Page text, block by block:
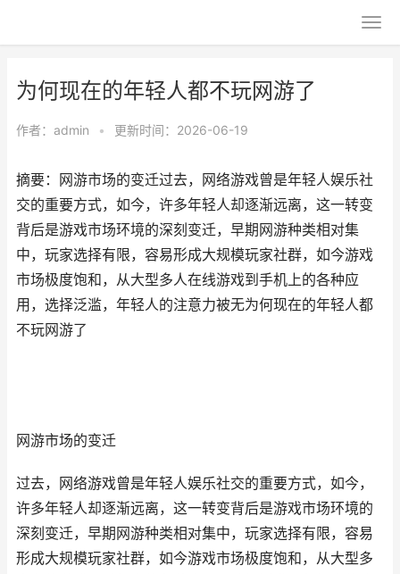
为何现在的年轻人都不玩网游了
作者： admin • 更新时间：2026-06-19
摘要：网游市场的变迁过去，网络游戏曾是年轻人娱乐社
交的重要方式，如今，许多年轻人却逐渐远离，这一转变
背后是游戏市场环境的深刻变迁，早期网游种类相对集
中，玩家选择有限，容易形成大规模玩家社群，如今游戏
市场极度饱和，从大型多人在线游戏到手机上的各种应
用，选择泛滥，年轻人的注意力被无为何现在的年轻人都
不玩网游了
网游市场的变迁
过去，网络游戏曾是年轻人娱乐社交的重要方式，如今，
许多年轻人却逐渐远离，这一转变背后是游戏市场环境的
深刻变迁，早期网游种类相对集中，玩家选择有限，容易
形成大规模玩家社群，如今游戏市场极度饱和，从大型多